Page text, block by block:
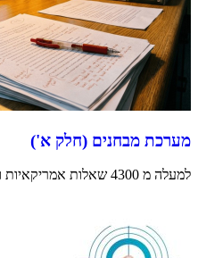
מערכת מבחנים (חלק א')
למעלה מ 4300 שאלות אמריקאיות ושאלות פתוחות במאגר.